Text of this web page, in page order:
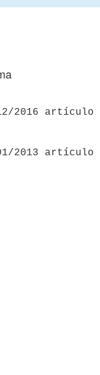
2016 artículo
2013 artículo